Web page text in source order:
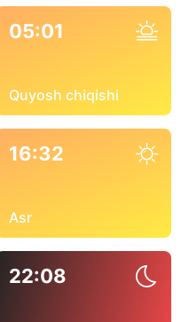
05:01
Quyosh chiqishi
16:32
Asr
22:08